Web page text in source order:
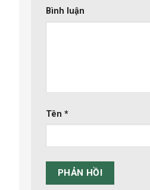
Bình luận
Tên *